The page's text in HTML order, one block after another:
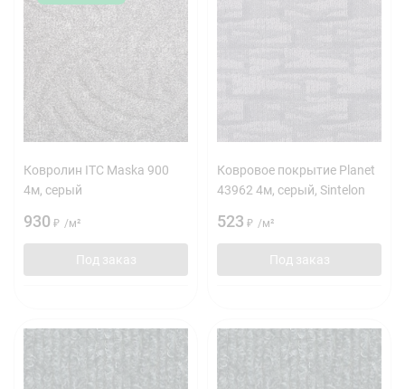
Ковролин ITC Maska 900
4м, серый
930 ₽ /м²
Под заказ
Ковровое покрытие Planet
43962 4м, серый, Sintelon
523 ₽ /м²
Под заказ